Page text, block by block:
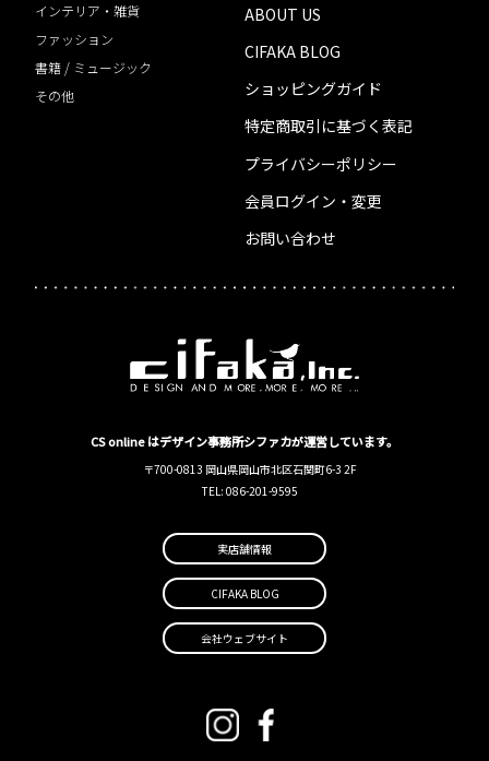
インテリア・雑貨
ファッション
書籍 / ミュージック
その他
ABOUT US
CIFAKA BLOG
ショッピングガイド
特定商取引に基づく表記
プライバシーポリシー
会員ログイン・変更
お問い合わせ
CS online はデザイン事務所シファカが運営しています。
〒700-0813 岡山県岡山市北区石関町6-3 2F
TEL: 086-201-9595
実店舗情報
CIFAKA BLOG
会社ウェブサイト